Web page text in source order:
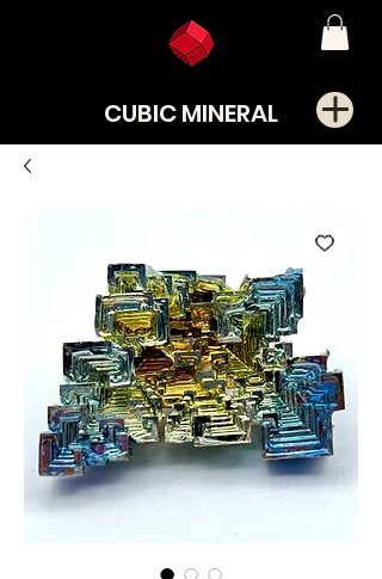
CUBIC MINERAL